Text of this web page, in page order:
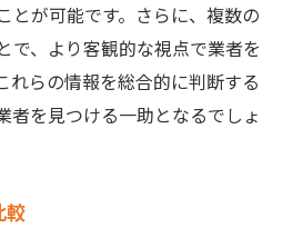
とが可能です。さらに、複数の
で、より客観的な視点で業者を
れらの情報を総合的に判断する
者を見つける一助となるでしょ
較